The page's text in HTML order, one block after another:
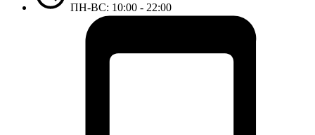
ПН-ВС: 10:00 - 22:00